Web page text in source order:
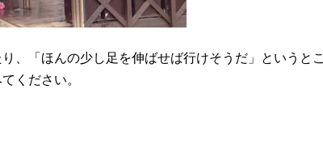
、「ほんの少し足を伸ばせば行けそうだ」というとこ
ください。